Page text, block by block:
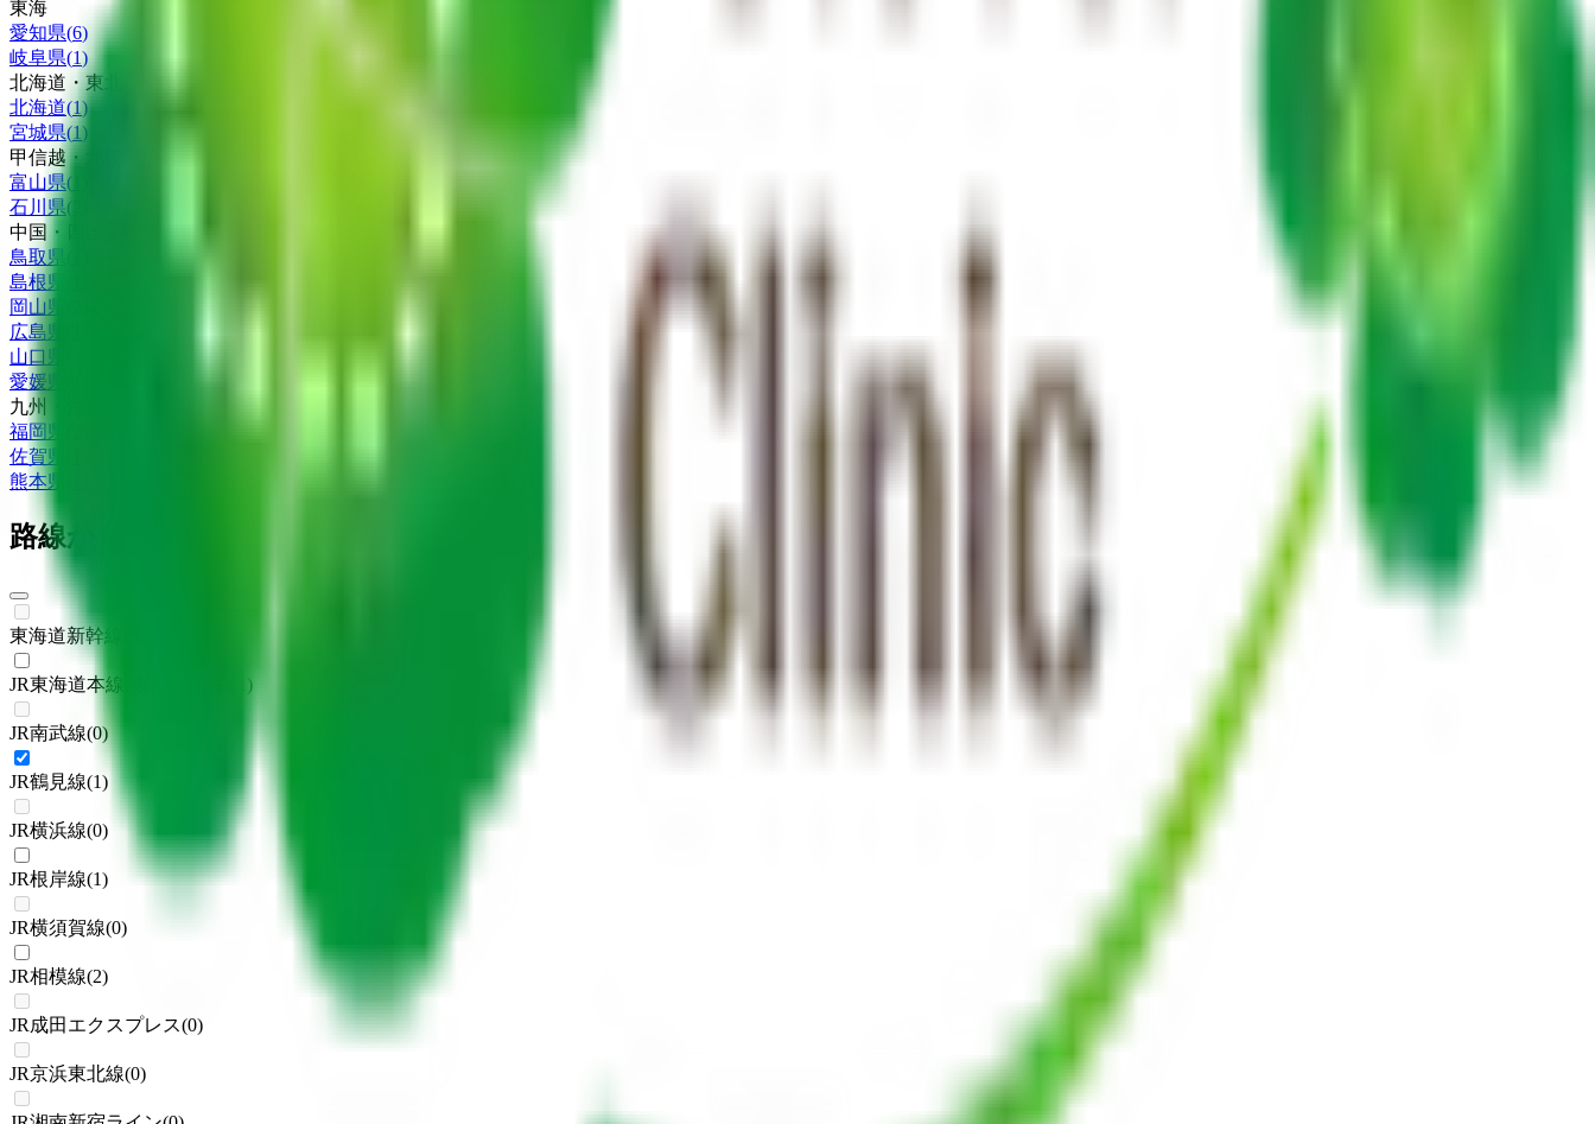
東海
愛知県(6)
岐阜県(1)
北海道・東北
北海道(1)
宮城県(1)
甲信越・北陸
富山県(
石川県(
中国・四国
鳥取県
島根県
岡山県
広島県
山口県
愛媛県
九州・沖縄
福岡県
佐賀県
熊本県
路線からさがす
東海道新幹線
JR東海道本線(東京～熱海) )
JR南武線(0)
JR鶴見線(1)
JR横浜線(0)
JR根岸線(1)
JR横須賀線(0)
JR相模線(2)
JR成田エクスプレス(0)
JR京浜東北線(0)